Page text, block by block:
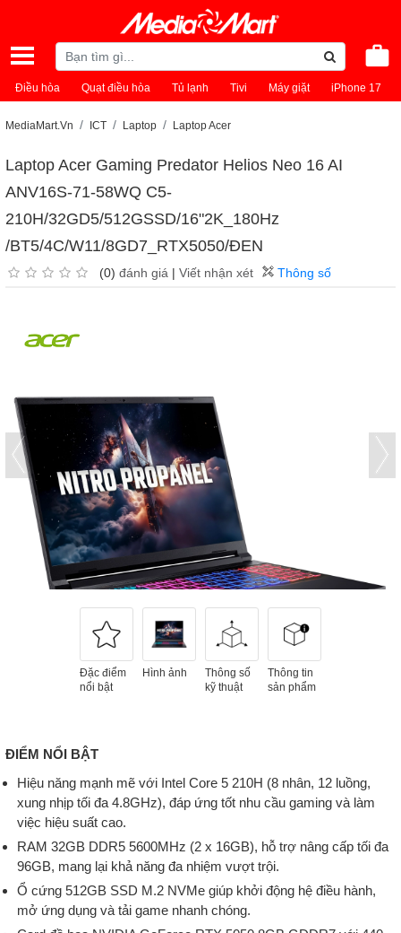
Điều hòa Quạt điều hòa Tủ lạnh Tivi Máy giặt iPhone 17
MediaMart.Vn ICT Laptop Laptop Acer
Laptop Acer Gaming Predator Helios Neo 16 AI
ANV16S-71-58WQ C5-
210H/32GD5/512GSSD/16"2K_180Hz
/BT5/4C/W11/8GD7_RTX5050/ĐEN
(0) đánh giá | Viết nhận xét Thông số
Đặc điểm
nổi bật
Hình ảnh
Thông số
kỹ thuật
Thông tin
sản phẩm
ĐIỂM NỔI BẬT
Hiệu năng mạnh mẽ với Intel Core 5 210H (8 nhân, 12 luồng,
xung nhịp tối đa 4.8GHz), đáp ứng tốt nhu cầu gaming và làm
việc hiệu suất cao.
RAM 32GB DDR5 5600MHz (2 x 16GB), hỗ trợ nâng cấp tối đa
96GB, mang lại khả năng đa nhiệm vượt trội.
Ổ cứng 512GB SSD M.2 NVMe giúp khởi động hệ điều hành,
mở ứng dụng và tải game nhanh chóng.